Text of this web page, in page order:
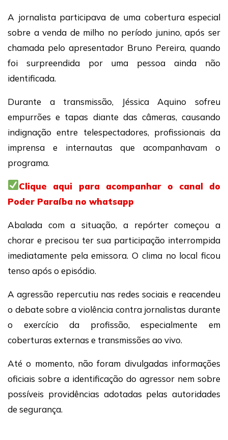
A jornalista participava de uma cobertura especial
sobre a venda de milho no período junino, após ser
chamada pelo apresentador Bruno Pereira, quando
foi surpreendida por uma pessoa ainda não
identificada.
Durante a transmissão, Jéssica Aquino sofreu
empurrões e tapas diante das câmeras, causando
indignação entre telespectadores, profissionais da
imprensa e internautas que acompanhavam o
programa.
Clique aqui para acompanhar o canal do
Poder Paraíba no whatsapp
Abalada com a situação, a repórter começou a
chorar e precisou ter sua participação interrompida
imediatamente pela emissora. O clima no local ficou
tenso após o episódio.
A agressão repercutiu nas redes sociais e reacendeu
o debate sobre a violência contra jornalistas durante
o exercício da profissão, especialmente em
coberturas externas e transmissões ao vivo.
Até o momento, não foram divulgadas informações
oficiais sobre a identificação do agressor nem sobre
possíveis providências adotadas pelas autoridades
de segurança.